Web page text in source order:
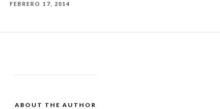
FEBRERO 17, 2014
ABOUT THE AUTHOR